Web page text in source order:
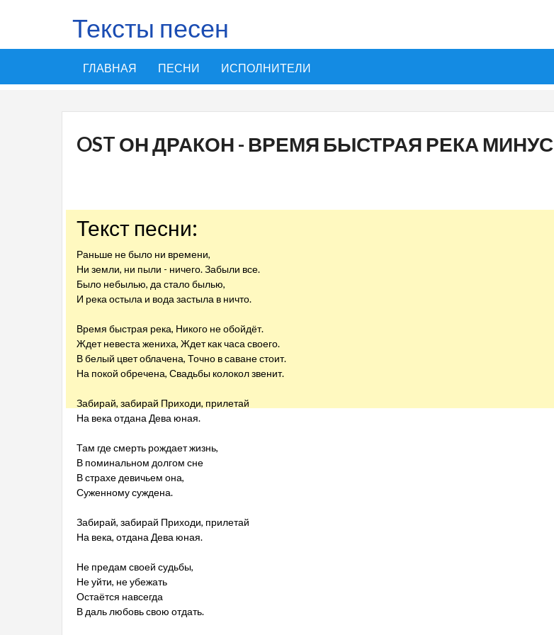
Тексты песен
ГЛАВНАЯ ПЕСНИ ИСПОЛНИТЕЛИ
OST ОН ДРАКОН - ВРЕМЯ БЫСТРАЯ РЕКА МИНУС
Текст песни:
Раньше не было ни времени,
Ни земли, ни пыли - ничего. Забыли все.
Было небылью, да стало былью,
И река остыла и вода застыла в ничто.
Время быстрая река, Никого не обойдёт.
Ждет невеста жениха, Ждет как часа своего.
В белый цвет облачена, Точно в саване стоит.
На покой обречена, Свадьбы колокол звенит.
Забирай, забирай Приходи, прилетай
На века отдана Дева юная.
Там где смерть рождает жизнь,
В поминальном долгом сне
В страхе девичьем она,
Суженному суждена.
Забирай, забирай Приходи, прилетай
На века, отдана Дева юная.
Не предам своей судьбы,
Не уйти, не убежать
Остаётся навсегда
В даль любовь свою отдать.